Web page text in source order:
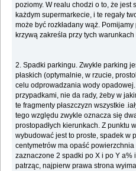
poziomy. W realu chodzi o to, że jest
każdym supermarkecie, i te regały
może być rozkładany wąż.
krzywą zakreśla przy tych
2. Spadki parkingu. Zwykle parking
płaskich (optymalnie, w rzucie,
celu odprowadzania wody
przypadkami, nie da rady, żeby w
te fragmenty płaszczyzn wszystkie
tego względu zwykle oznacza się
prostopadłych kierunkach. Z punktu
wybudować jest to proste, spadek w
centymetrów ma opaść powierzchnia
zaznaczone 2 spadki po X i po Y a%
patrząc, najpierw prawa strona